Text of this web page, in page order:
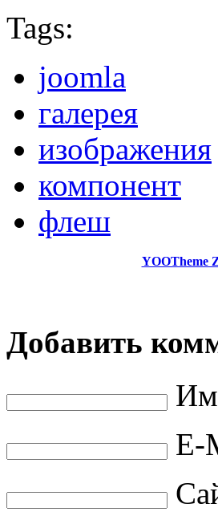
Tags:
joomla
галерея
изображения
компонент
флеш
YOOTheme
Добавить
E-